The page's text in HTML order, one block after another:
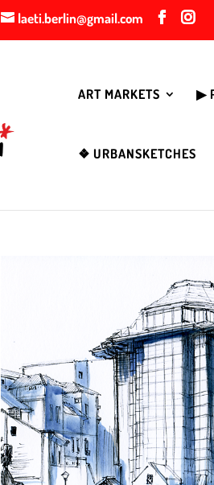
laeti.berlin@gmail.com
ART MARKETS ▶︎
❖ URBANSKETCHES